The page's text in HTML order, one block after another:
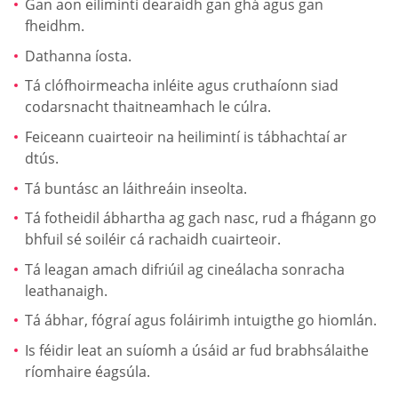
Gan aon eilimintí dearaidh gan ghá agus gan
fheidhm.
Dathanna íosta.
Tá clófhoirmeacha inléite agus cruthaíonn siad
codarsnacht thaitneamhach le cúlra.
Feiceann cuairteoir na heilimintí is tábhachtaí ar
dtús.
Tá buntásc an láithreáin inseolta.
Tá fotheidil ábhartha ag gach nasc, rud a fhágann go
bhfuil sé soiléir cá rachaidh cuairteoir.
Tá leagan amach difriúil ag cineálacha sonracha
leathanaigh.
Tá ábhar, fógraí agus foláirimh intuigthe go hiomlán.
Is féidir leat an suíomh a úsáid ar fud brabhsálaithe
ríomhaire éagsúla.